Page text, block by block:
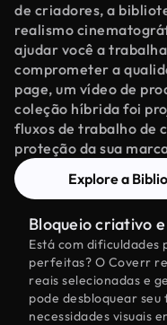
de criadores, a
realismo
ajudar você a
comprometer a
page, um vídeo de
coleção híbrida foi
fluxos de trabalho de
proteção da sua
Explore a
Bloqueio criativo
Está com dificuldades
perfeitas? O Coverr
reais selecionadas e
pode desbloquear
necessidades visuais